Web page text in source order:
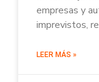
empresas y
imprevistos,
LEER MÁS »